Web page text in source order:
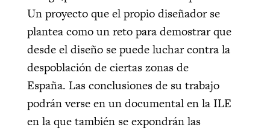
Un proyecto que el propio diseñador se
plantea como un reto para demostrar que
desde el diseño se puede luchar contra la
despoblación de ciertas zonas de
España. Las conclusiones de su trabajo
podrán verse en un documental en la ILE
en la que también se expondrán las